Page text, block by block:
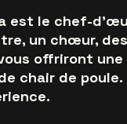
est le chef-
un chœur,
offriront une
chair de poule.